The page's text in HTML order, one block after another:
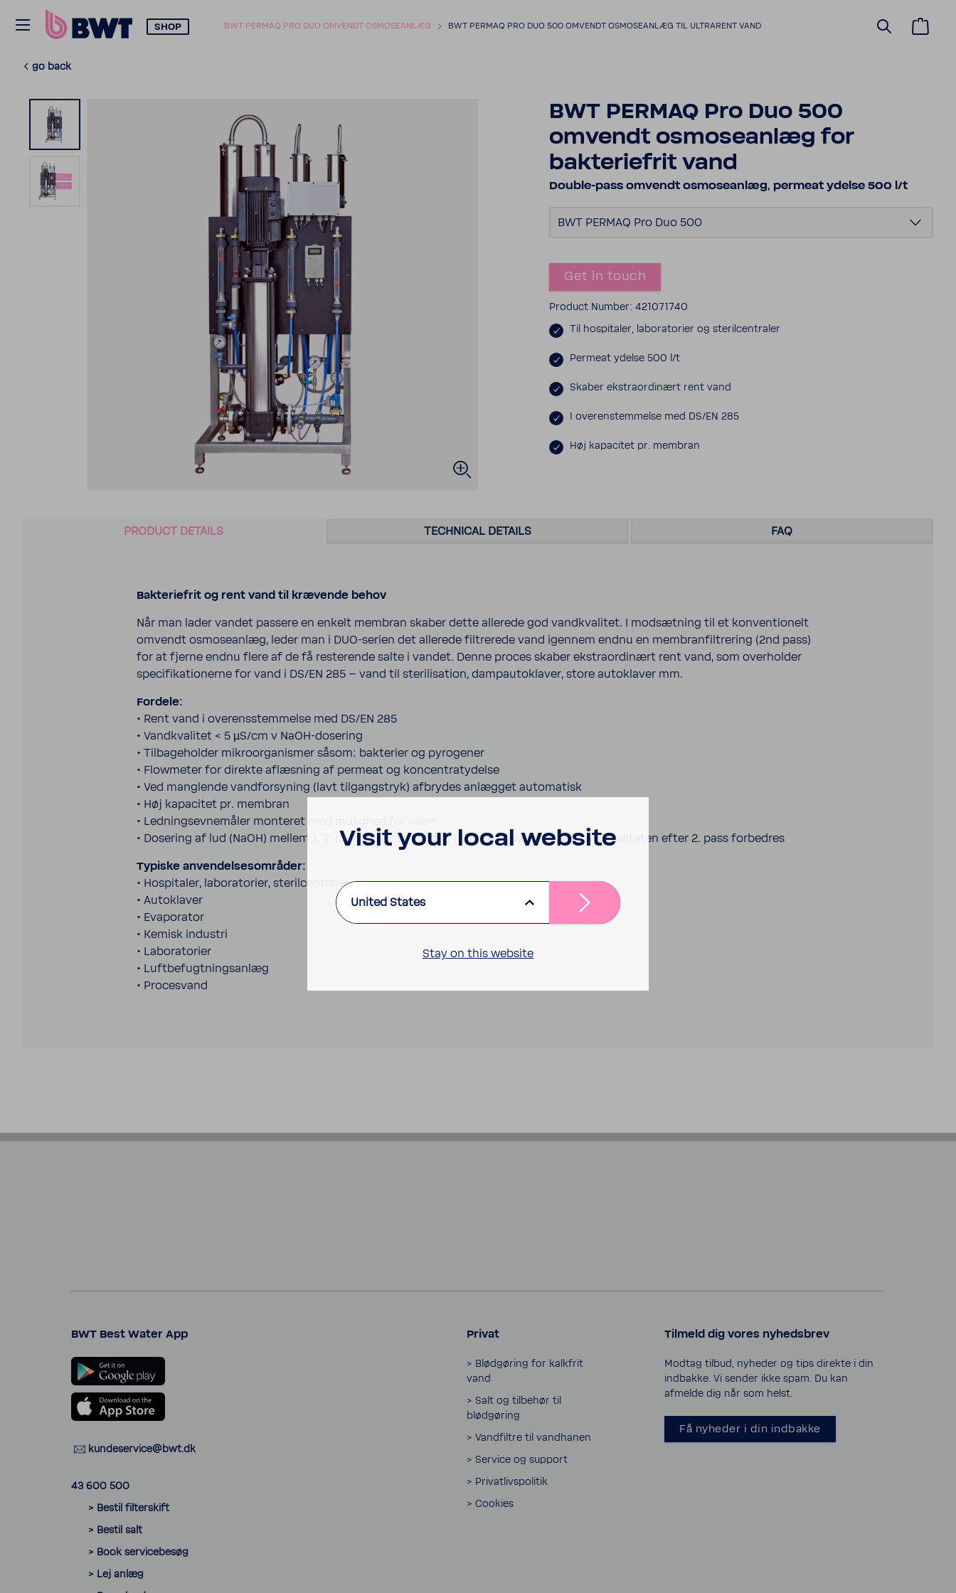
BWT PERMAQ PRO DUO OMVENDT OSMOSEANLÆG BWT PERMAQ PRO DUO 500 OMVENDT OSMOSEANLÆG TIL ULTRA­RENT VAND
SHOP
go back
BWT PERMAQ Pro Duo 500
omvendt osmoseanlæg for
bakteriefrit vand
Double-​pass omvendt osmoseanlæg, permeat ydelse 500 l/t
BWT PERMAQ Pro Duo 500
Get in touch
Product Number: 421071740
Til hospi­taler, labo­ra­to­rier og ster­il­cen­traler
Permeat ydelse 500 l/t
Skaber ekstra­ordinært rent vand
I overen­stem­melse med DS/EN 285
Høj kapacitet pr. membran
PRODUCT DETAILS TECH­NICAL DETAILS FAQ
Bakteriefrit og rent vand til krævende behov
Når man lader vandet passere en enkelt membran skaber dette allerede god vand­kvalitet. I modsætning til et konven­tionelt
omvendt osmoseanlæg, leder man i DUO-​serien det allerede filtr­erede vand igennem endnu en membran­fil­trering (2nd pass)
for at fjerne endnu flere af de få resterende salte i vandet. Denne proces skaber ekstra­ordinært rent vand, som over­holder
speci­fika­tion­erne for vand i DS/EN 285 – vand til ster­il­i­sa­tion, dampau­toklaver, store autoklaver mm.
Fordele:
• Rent vand i overensstem­melse med DS/EN 285
• Vand­kvalitet < 5 µS/cm v NaOH-​dosering
• Tilbage­holder mikroor­gan­ismer såsom: bakterier og pyro­gener
• Flowmeter for direkte aflæsning af permeat og koncen­traty­delse
• Ved manglende vand­forsyning (lavt tilgangstryk) afbrydes anlægget automa­tisk
• Høj kapacitet pr. membran
• Ledning­sevnemåler monteret med mulighed for alarm
• Dosering af lud (NaOH) mellem 1. 2. pass for at binde den frigjorte CO2, hvorved vand­kvaliteten efter 2. pass forbedres
Typiske anven­delsesområder:
• Hospi­taler, labo­ra­to­rier, ster­il­cen­traler
• Autoklaver
• Evap­o­rator
• Kemisk industri
• Labo­ra­to­rier
• Luft­befugt­ningsanlæg
• Proces­vand
BWT Best Water App
kunde­ser­vice@bwt.dk
43 600 500
> Bestil filter­skift
> Bestil salt
> Book servicebesøg
> Lej anlæg
Privat
> Blødgøring for kalk­frit
vand
> Salt og tilbehør til
blødgøring
> Vand­filtre til vand­hanen
> Service og support
> Privatlivspolitik
> Cookies
Tilmeld dig vores nyheds­brev
Modtag tilbud, nyheder og tips direkte i din
indbakke. Vi sender ikke spam. Du kan
afmelde dig når som helst.
Få nyheder i din indbakke
Visit your local website
United States
Stay on this website